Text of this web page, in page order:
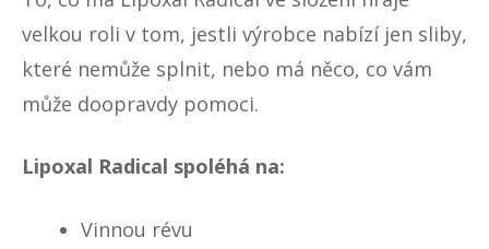
velkou roli v tom, jestli výrobce nabízí jen sliby,
které nemůže splnit, nebo má něco, co vám
může doopravdy pomoci.
Lipoxal Radical spoléhá na:
Vinnou révu